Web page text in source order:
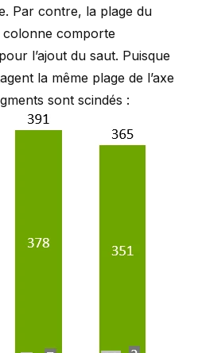
Par contre, la plage du
colonne comporte
l’ajout du saut. Puisque
la même plage de l’axe
sont scindés :